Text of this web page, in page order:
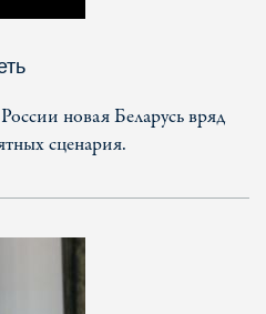
новая Беларусь вряд
сценария.